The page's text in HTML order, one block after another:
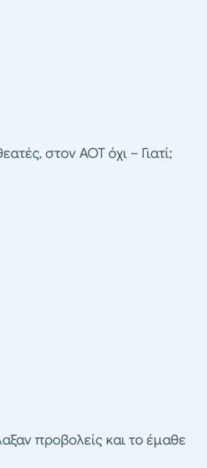
στον ΑΟΤ όχι – Γιατί;
προβολείς και το έμαθε